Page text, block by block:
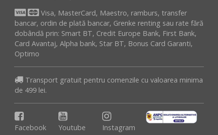
Visa, MasterCard, Maestro, ramburs, transfer
bancar, ordin de plată bancar, Grenke renting sau rate fără
dobândă prin: Smart BT, Credit Europe Bank, First Bank,
Card Avantaj, Alpha bank, Star BT, Bonus Card Garanti,
Optimo
Transport gratuit pentru comenzile cu valoarea minima
de 499 lei.
Facebook Youtube Instagram